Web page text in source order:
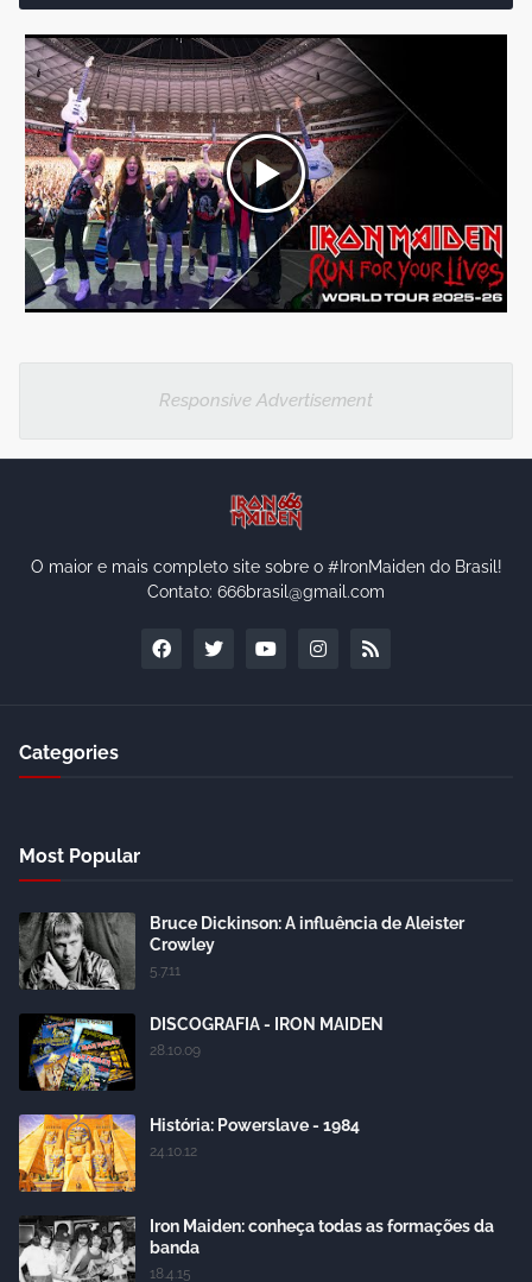
Responsive Advertisement
O maior e mais completo site sobre o #IronMaiden do Brasil!
Contato: 666brasil@gmail.com
Categories
Most Popular
Bruce Dickinson: A influência de Aleister
Crowley
5.7.11
DISCOGRAFIA - IRON MAIDEN
28.10.09
História: Powerslave - 1984
24.10.12
Iron Maiden: conheça todas as formações da
banda
18.4.15